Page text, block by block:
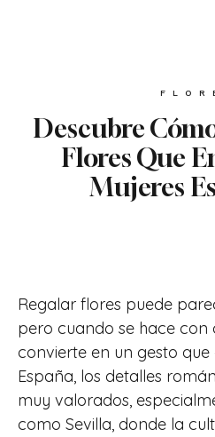
Descubre
Flores Que
Mujeres
Regalar flores puede
pero cuando se hace con
convierte en un gesto que
España, los detalles
muy valorados,
como Sevilla, donde la